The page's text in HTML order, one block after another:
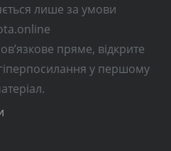
лише за умови
пряме, відкрите
у першому